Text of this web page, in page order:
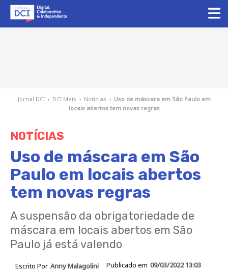
Jornal DCI › DCI Mais › Notícias › Uso de máscara em São Paulo em
locais abertos tem novas regras
NOTÍCIAS
Uso de máscara em São
Paulo em locais abertos
tem novas regras
A suspensão da obrigatoriedade de
máscara em locais abertos em São
Paulo já está valendo
Escrito Por Anny Malagolini Publicado em 09/03/2022 13:03